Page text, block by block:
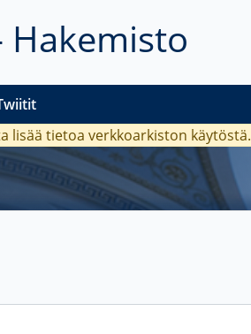
Hakemisto
lisää tietoa verkkoarkiston käytöstä.